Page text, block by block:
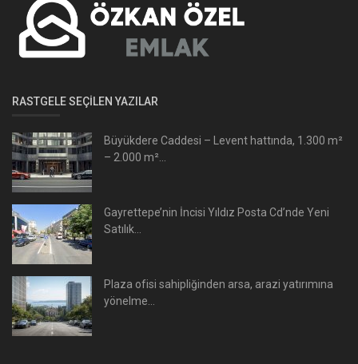
RASTGELE SEÇILEN YAZILAR
Büyükdere Caddesi – Levent hattında, 1.300 m²
– 2.000 m²...
Gayrettepe’nin İncisi Yıldız Posta Cd’nde Yeni
Satılık...
Plaza ofisi sahipliğinden arsa, arazi yatırımına
yönelme...